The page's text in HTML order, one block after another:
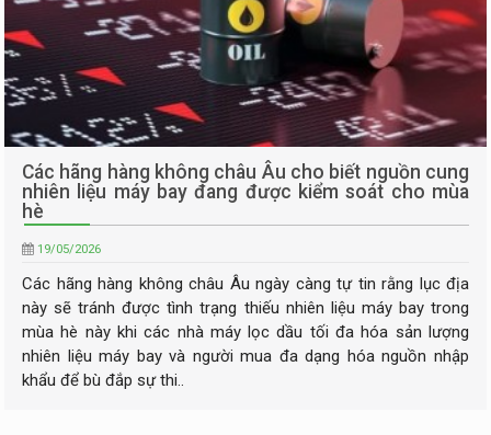
Các hãng hàng không châu Âu cho biết nguồn cung
nhiên liệu máy bay đang được kiểm soát cho mùa
hè
19/05/2026
Các hãng hàng không châu Âu ngày càng tự tin rằng lục địa
này sẽ tránh được tình trạng thiếu nhiên liệu máy bay trong
mùa hè này khi các nhà máy lọc dầu tối đa hóa sản lượng
nhiên liệu máy bay và người mua đa dạng hóa nguồn nhập
khẩu để bù đắp sự thi..